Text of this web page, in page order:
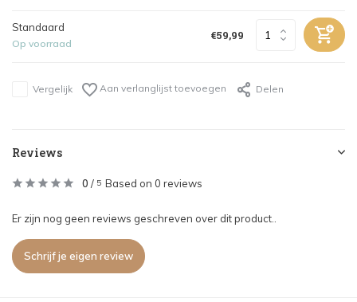
Standaard
Op voorraad
€59,99
Vergelijk Aan verlanglijst toevoegen Delen
Reviews
0 / 5 Based on 0 reviews
Er zijn nog geen reviews geschreven over dit product..
Schrijf je eigen review